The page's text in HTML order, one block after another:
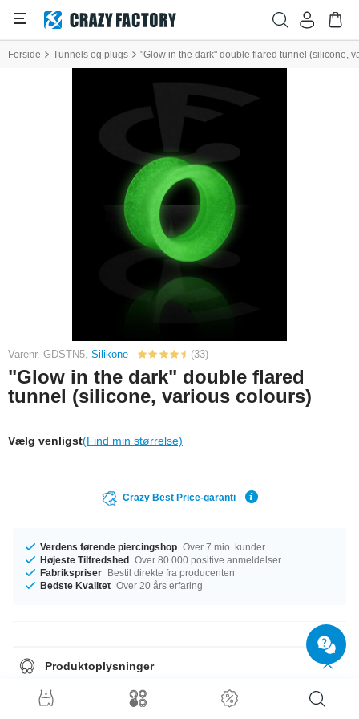
Forside Tunnels og plugs "Glow in the dark" double flared tunnel (silicone,
Varenr. GDSTN5, Silikone (33)
"Glow in the dark" double flared
tunnel (silicone, various colours)
Vælg venligst(Find min størrelse)
Crazy Best Price-garanti
Verdens førende piercingshop Over 7 mio. kunder
Højeste Tilfredshed Over 80.000 positive anmeldelser
Fabrikspriser Bestil direkte fra producenten
Bedste Kvalitet Over 20 års erfaring
Produktoplysninger
This double flared tunnel made of silicone glows in the dark, making you
stand out wherever you are.